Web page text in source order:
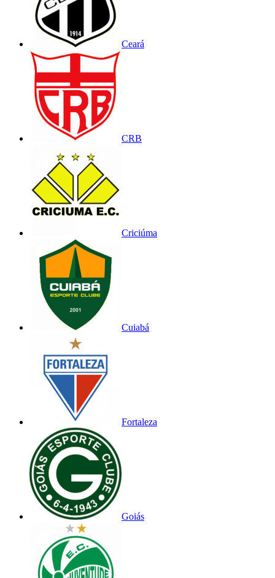
Ceará
CRB
Criciúma
Cuiabá
Fortaleza
Goiás